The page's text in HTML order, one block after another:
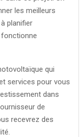
les meilleurs
planifier
fonctionne
qui
services pour vous
dans
de
recevrez des